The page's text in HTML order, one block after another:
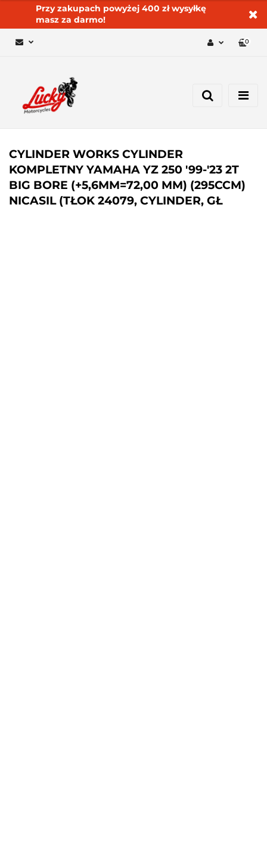
Przy zakupach powyżej 400 zł wysyłkę
masz za darmo!
Dodaj zgłoszenie
0
CYLINDER WORKS CYLINDER
KOMPLETNY YAMAHA YZ 250 '99-'23 2T
BIG BORE (+5,6MM=72,00 MM) (295CCM)
NICASIL (TŁOK 24079, CYLINDER, GŁ